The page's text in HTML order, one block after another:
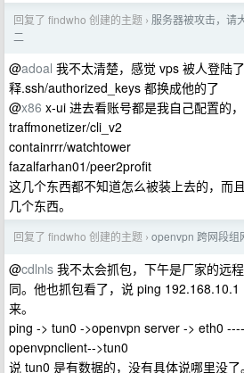
回复了 findwho 创建的主题 › 服务器被攻击，请
二
@adoal 我不太清楚，感觉 vps 被人登陆
释.ssh/authorized_keys 都换成他的了
@x86 x-ui 进去看账号都是我自己配置的，
traffmonetizer/cli_v2
containrrr/watchtower
fazalfarhan01/peer2profit
这几个东西都不知道怎么被装上去的，而
几个东西。
回复了 findwho 创建的主题 › openvpn 跨网段组
@cdlnls 我不太会抓包，下午是厂家的远
同。他也抓包看了，说 ping
来。
ping -> tun0 ->openvpn server -> eth0
openvpnclient-->tun0
说 tun0 是有数据的，没有具体说哪里没